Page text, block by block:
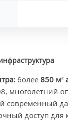
более 850 м²
многолетний
современный
доступ для